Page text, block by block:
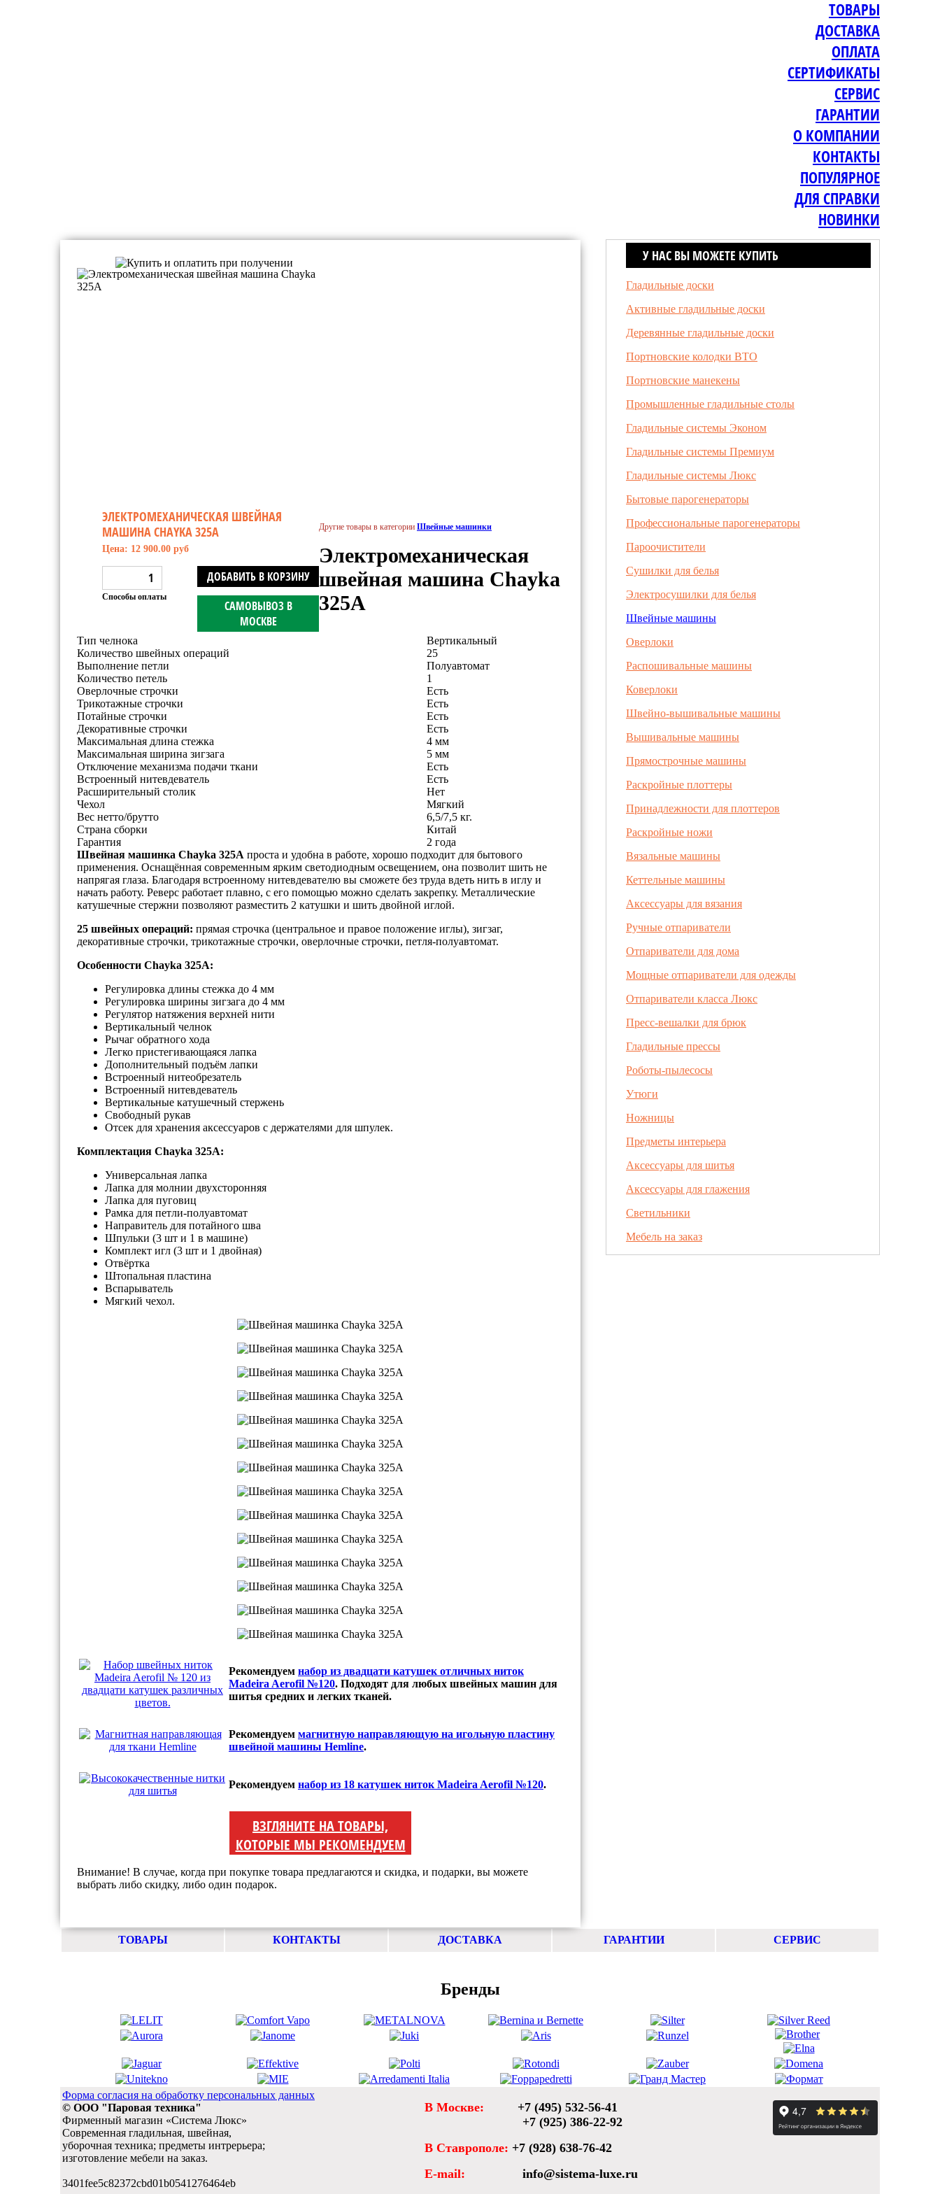
ТОВАРЫ
ДОСТАВКА
ОПЛАТА
СЕРТИФИКАТЫ
СЕРВИС
ГАРАНТИИ
О КОМПАНИИ
КОНТАКТЫ
ПОПУЛЯРНОЕ
ДЛЯ СПРАВКИ
НОВИНКИ
ЭЛЕКТРОМЕХАНИЧЕСКАЯ ШВЕЙНАЯ
МАШИНА CHAYKA 325A
Цена: 12 900.00 руб
ДОБАВИТЬ В КОРЗИНУ
САМОВЫВОЗ В
МОСКВЕ
Способы оплаты
Тип челнока
Вертикальный
Количество швейных операций
25
Выполнение петли
Полуавтомат
Количество петель
1
Оверлочные строчки
Есть
Трикотажные строчки
Есть
Потайные строчки
Есть
Декоративные строчки
Есть
Максимальная длина стежка
4 мм
Максимальная ширина зигзага
5 мм
Отключение механизма подачи ткани
Есть
Встроенный нитевдеватель
Есть
Расширительный столик
Нет
Чехол
Мягкий
Вес нетто/брутто
6,5/7,5 кг.
Страна сборки
Китай
Гарантия
2 года
Другие товары в категории Швейные машинки
Электромеханическая
швейная машина Chayka
325A
Швейная машинка Chayka 325A проста и удобна в работе, хорошо подходит для бытового
применения. Оснащённая современным ярким светодиодным освещением, она позволит шить не
напрягая глаза. Благодаря встроенному нитевдевателю вы сможете без труда вдеть нить в иглу и
начать работу. Реверс работает плавно, с его помощью можно сделать закрепку. Металлические
катушечные стержни позволяют разместить 2 катушки и шить двойной иглой.
25 швейных операций: прямая строчка (центральное и правое положение иглы), зигзаг,
декоративные строчки, трикотажные строчки, оверлочные строчки, петля-полуавтомат.
Особенности Chayka 325A:
Регулировка длины стежка до 4 мм
Регулировка ширины зигзага до 4 мм
Регулятор натяжения верхней нити
Вертикальный челнок
Рычаг обратного хода
Легко пристегивающаяся лапка
Дополнительный подъём лапки
Встроенный нитеобрезатель
Встроенный нитевдеватель
Вертикальные катушечный стержень
Свободный рукав
Отсек для хранения аксессуаров с держателями для шпулек.
Комплектация Chayka 325A:
Универсальная лапка
Лапка для молнии двухсторонняя
Лапка для пуговиц
Рамка для петли-полуавтомат
Направитель для потайного шва
Шпульки (3 шт и 1 в машине)
Комплект игл (3 шт и 1 двойная)
Отвёртка
Штопальная пластина
Вспарыватель
Мягкий чехол.
Рекомендуем набор из двадцати катушек отличных ниток
Madeira Aerofil №120. Подходят для любых швейных машин для
шитья средних и легких тканей.
Рекомендуем магнитную направляющую на игольную пластину
швейной машины Hemline.
Рекомендуем набор из 18 катушек ниток Madeira Aerofil №120.
ВЗГЛЯНИТЕ НА ТОВАРЫ,
КОТОРЫЕ МЫ РЕКОМЕНДУЕМ
Внимание! В случае, когда при покупке товара предлагаются и скидка, и подарки, вы можете
выбрать либо скидку, либо один подарок.
У НАС ВЫ МОЖЕТЕ КУПИТЬ
Гладильные доски
Активные гладильные доски
Деревянные гладильные доски
Портновские колодки ВТО
Портновские манекены
Промышленные гладильные столы
Гладильные системы Эконом
Гладильные системы Премиум
Гладильные системы Люкс
Бытовые парогенераторы
Профессиональные парогенераторы
Пароочистители
Сушилки для белья
Электросушилки для белья
Швейные машины
Оверлоки
Распошивальные машины
Коверлоки
Швейно-вышивальные машины
Вышивальные машины
Прямострочные машины
Раскройные плоттеры
Принадлежности для плоттеров
Раскройные ножи
Вязальные машины
Кеттельные машины
Аксессуары для вязания
Ручные отпариватели
Отпариватели для дома
Мощные отпариватели для одежды
Отпариватели класса Люкс
Пресс-вешалки для брюк
Гладильные прессы
Роботы-пылесосы
Утюги
Ножницы
Предметы интерьера
Аксессуары для шитья
Аксессуары для глажения
Светильники
Мебель на заказ
ТОВАРЫ КОНТАКТЫ ДОСТАВКА ГАРАНТИИ СЕРВИС
Бренды
Форма согласия на обработку персональных данных
© ООО "Паровая техника"
Фирменный магазин «Система Люкс»
Современная гладильная, швейная,
уборочная техника; предметы интрерьера;
изготовление мебели на заказ.
3401fee5c82372cbd01b0541276464eb
В Москве:
+7 (495) 532-56-41
+7 (925) 386-22-92
В Ставрополе: +7 (928) 638-76-42
E-mail:
info@sistema-luxe.ru